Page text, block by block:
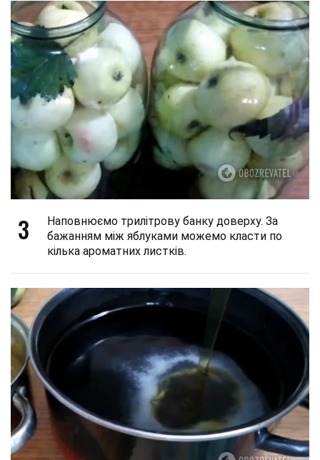
3
Наповнюємо трилітрову банку доверху. За
бажанням між яблуками можемо класти по
кілька ароматних листків.